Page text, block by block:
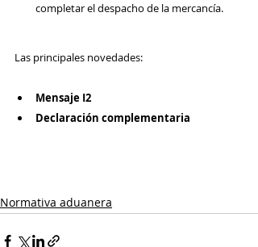
completar el despacho de la mercancía.
Las principales novedades:
Mensaje I2
Declaración complementaria
Normativa aduanera